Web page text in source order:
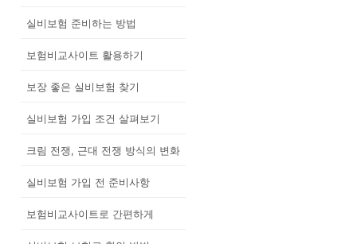
실비보험 준비하는 방법
보험비교사이트 활용하기
보장 좋은 실비보험 찾기
실비보험 가입 조건 살펴보기
크림 전쟁, 근대 전쟁 방식의 변화
실비보험 가입 전 준비사항
보험비교사이트로 간편하게